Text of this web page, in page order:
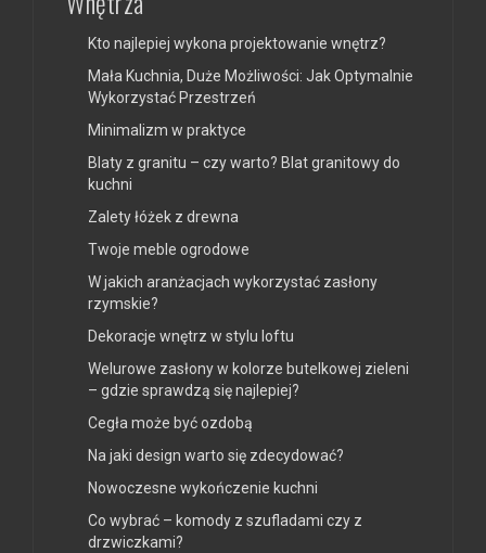
Kto najlepiej wykona projektowanie wnętrz?
Mała Kuchnia, Duże Możliwości: Jak Optymalnie
Wykorzystać Przestrzeń
Minimalizm w praktyce
Blaty z granitu – czy warto? Blat granitowy do
kuchni
Zalety łóżek z drewna
Twoje meble ogrodowe
W jakich aranżacjach wykorzystać zasłony
rzymskie?
Dekoracje wnętrz w stylu loftu
Welurowe zasłony w kolorze butelkowej zieleni
– gdzie sprawdzą się najlepiej?
Cegła może być ozdobą
Na jaki design warto się zdecydować?
Nowoczesne wykończenie kuchni
Co wybrać – komody z szufladami czy z
drzwiczkami?